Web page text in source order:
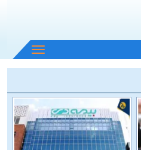
باز
و
منو